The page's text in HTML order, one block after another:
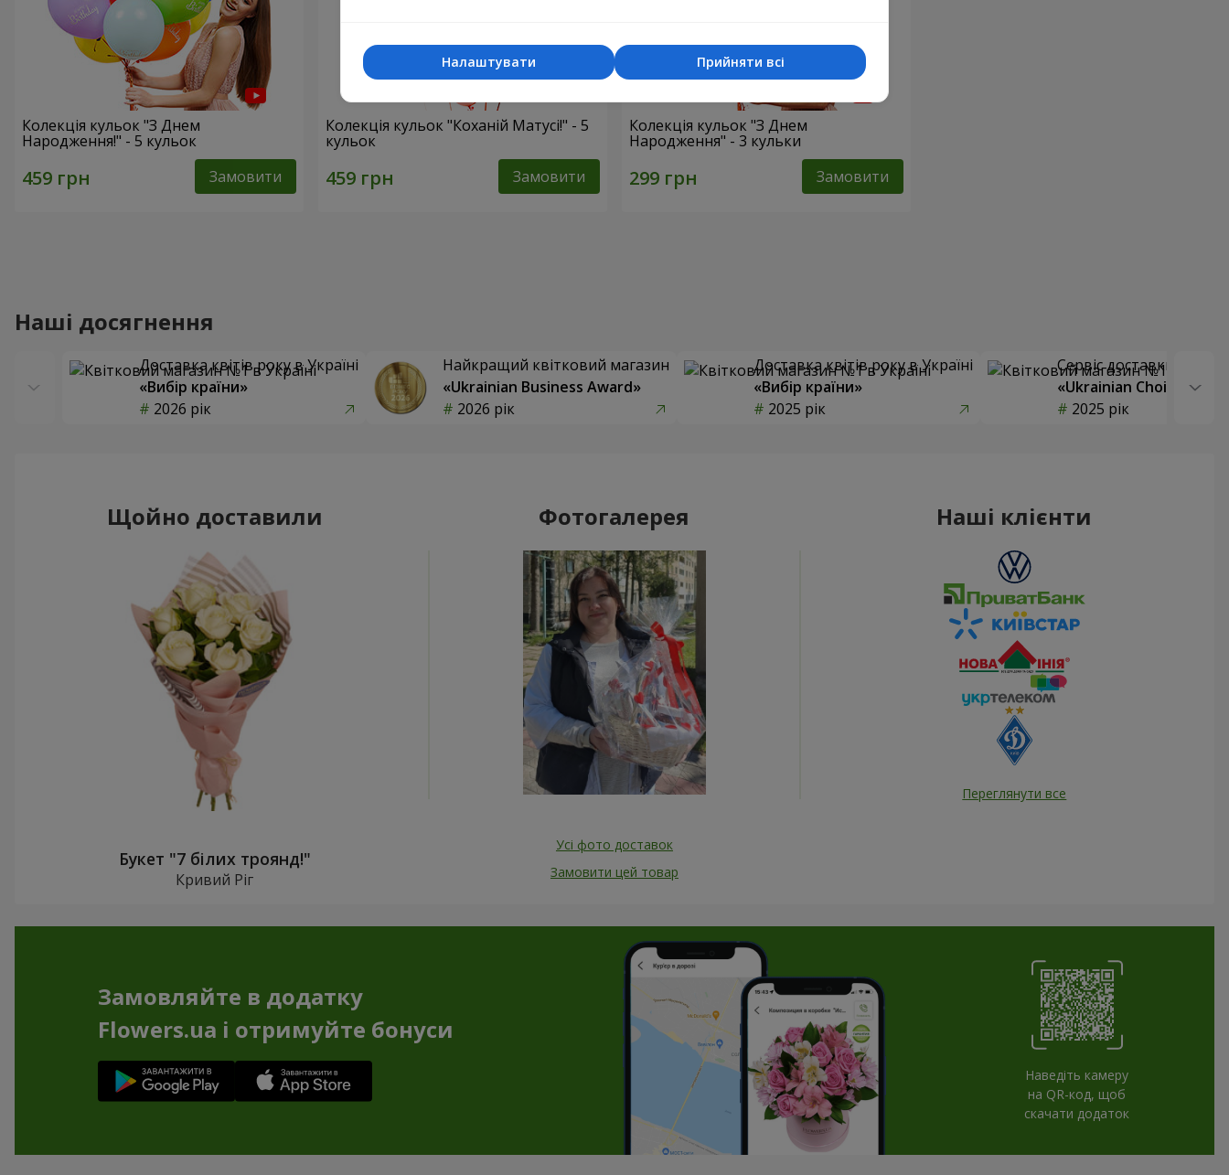
Колекція кульок "З Днем
Народження!" - 5 кульок
Замовити
Колекція кульок "Коханій Матусі!" - 5
кульок
Замовити
Колекція кульок "З Днем
Народження" - 3 кульки
Замовити
Наші досягнення
Доставка квітів року в Україні
«Вибір країни»
2026 рік
Найкращий квітковий магазин
«Ukrainian Business Award»
2026 рік
Доставка квітів року в Україні
«Вибір країни»
2025 рік
Сервіс доставки квітів
«Ukrainian Choice»
2025 рік
Щойно доставили
Букет "7 білих троянд!"
Кривий Ріг
Фотогалерея
Усі фото доставок
Замовити цей товар
Наші клієнти
Переглянути все
Замовляйте в додатку
Flowers.ua і отримуйте бонуси
Наведіть камеру
на QR-код, щоб
скачати додаток
Прийняти всі
Налаштувати